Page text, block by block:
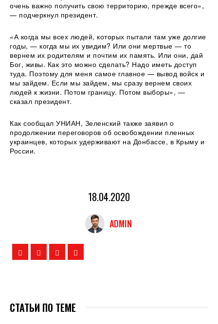
очень важно получить свою территорию, прежде всего»,
— подчеркнул президент.
«А когда мы всех людей, которых пытали там уже долгие
годы, — когда мы их увидим? Или они мертвые — то
вернем их родителям и почтим их память. Или они, дай
Бог, живы. Как это можно сделать? Надо иметь доступ
туда. Поэтому для меня самое главное — вывод войск и
мы зайдем. Если мы зайдем, мы сразу вернем своих
людей к жизни. Потом границу. Потом выборы», —
сказал президент.
Как сообщал УНИАН, Зеленский также заявил о
продолжении переговоров об освобождении пленных
украинцев, которых удерживают на Донбассе, в Крыму и
России.
18.04.2020
ADMIN
СТАТЬИ ПО ТЕМЕ